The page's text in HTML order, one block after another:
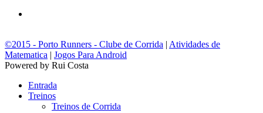
©2015 - Porto Runners - Clube de Corrida | Atividades de
Matematica | Jogos Para Android
Powered by Rui Costa
Entrada
Treinos
Treinos de Corrida